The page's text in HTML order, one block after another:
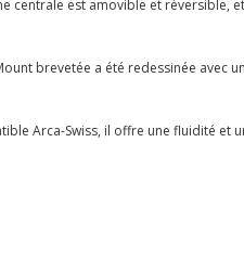
centrale est amovible et réversible,
brevetée a été redessinée avec
Arca-Swiss, il offre une fluidité et